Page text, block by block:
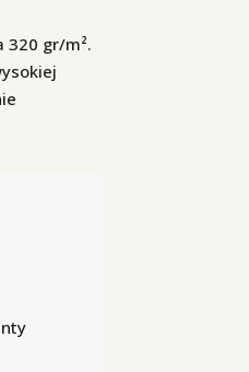
320 gr/m².